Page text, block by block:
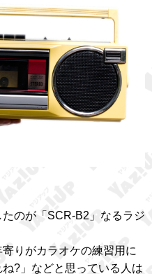
のが「SCR-B2」なるラジ
りがカラオケの練習用に
?」などと思っている人は